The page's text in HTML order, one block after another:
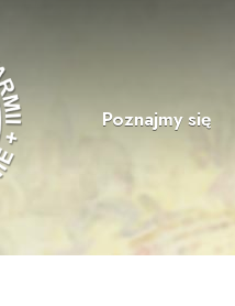
Poznajmy się